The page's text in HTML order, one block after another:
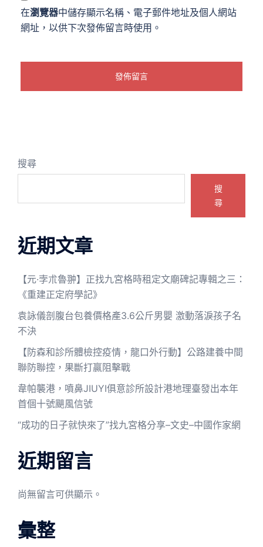
在瀏覽器中儲存顯示名稱、電子郵件地址及個人網站
網址，以供下次發佈留言時使用。
搜尋
搜
尋
近期文章
【元·孛朮魯翀】正找九宮格時租定文廟碑記專輯之三：
《重建正定府學記》
袁詠儀剖腹台包養價格產3.6公斤男嬰 激動落淚孩子名
不決
【防森和診所體檢控疫情，龍口外行動】公路建養中間
聯防聯控，果斷打贏阻擊戰
韋帕襲港，噴鼻JIUYI俱意診所設計港地理臺發出本年
首個十號颶風信號
“成功的日子就快來了”找九宮格分享–文史–中國作家網
近期留言
尚無留言可供顯示。
彙整